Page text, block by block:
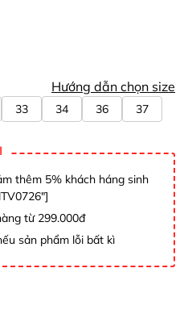
Hướng dẫn chọn size
33 34 36 37
thêm 5% khách háng sinh
từ 299.000đ
sản phẩm lỗi bất kì